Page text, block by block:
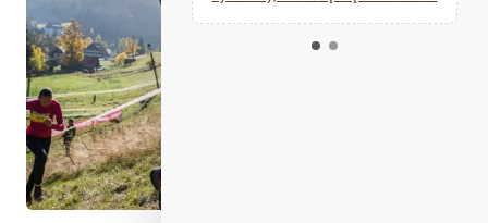
Kalendář událostí
Odebírejte náš newsletter